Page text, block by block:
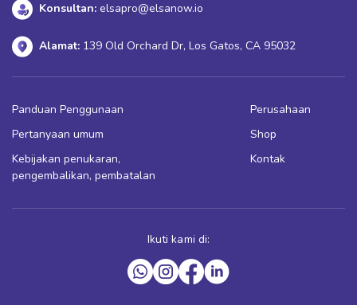
Konsultan: elsapro@elsanow.io
Alamat: 139 Old Orchard Dr, Los Gatos, CA 95032
Panduan Penggunaan
Pertanyaan umum
Kebijakan penukaran,
pengembalikan, pembatalan
Perusahaan
Shop
Kontak
Ikuti kami di: